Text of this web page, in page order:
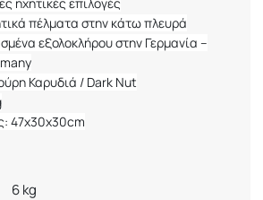
πέλματα στην κάτω πλευρά
εξολοκλήρου στην Γερμανία –
Καρυδιά / Dark Nut
47x30x30cm
6 kg